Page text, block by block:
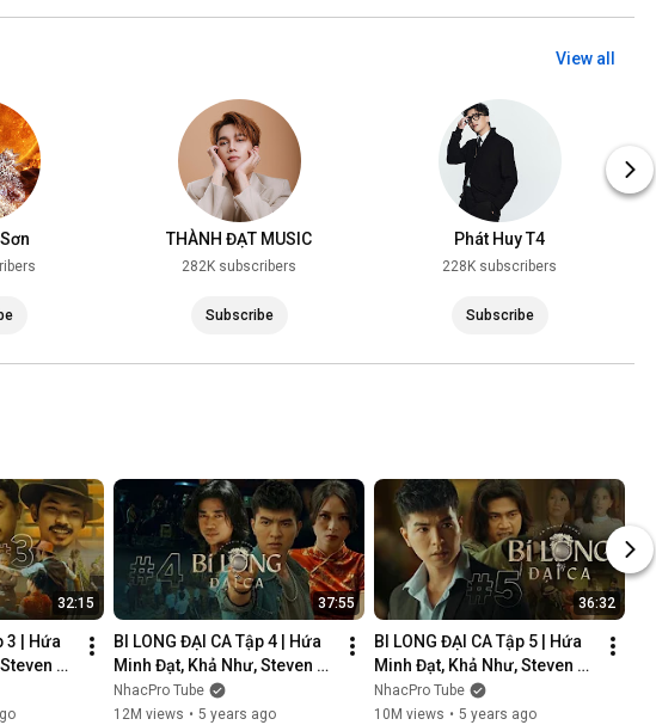
View all
THÀNH ĐẠT MUSIC
282K subscribers
Subscribe
Phát Huy T4
228K subscribers
Subscribe
32:15
3 | Hứa
2021
37:55
BI LONG ĐẠI CA Tập 4 | Hứa
Minh Đạt, Khả Như, Steven
Nguyễn, Lợi Trần |
Webdrama Yang Hồ 2021
NhacPro Tube
12M views • 5 years ago
36:32
BI LONG ĐẠI CA Tập 5 | Hứa
Minh Đạt, Khả Như, Steven
Nguyễn, Lợi Trần |
Webdrama Yang Hồ 2021
NhacPro Tube
10M views • 5 years ago